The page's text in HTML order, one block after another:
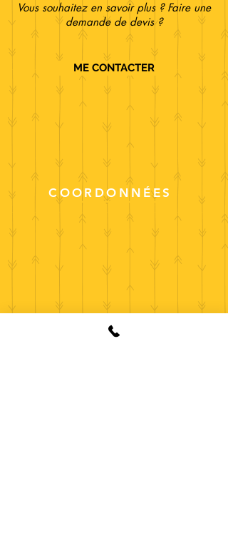
Vous souhaitez en savoir plus ? Faire une
demande de devis ?
ME CONTACTER
COORDONNÉES